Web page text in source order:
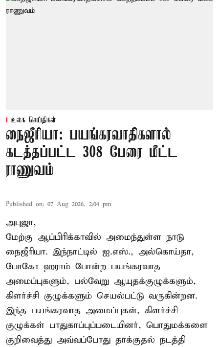
உலக செய்திகள்
நைஜீரியா: பயங்கரவாதிகளால்
கடத்தப்பட்ட 308 பேரை மீட்ட
ராணுவம்
Published on: 07 Aug 2026, 2:04 pm
அபுஜா,
மேற்கு ஆப்பிரிக்காவில் அமைந்துள்ள நாடு
நைஜீரியா. இந்நாட்டில் ஐ.எஸ்., அல்கொய்தா,
போகோ ஹராம் போன்ற பயங்கரவாத
அமைப்புகளும், பல்வேறு ஆயுதக்குழுக்களும்,
கிளர்ச்சி குழுக்களும் செயல்பட்டு வருகின்றன.
இந்த பயங்கரவாத அமைப்புகள், கிளர்ச்சி
குழுக்கள் பாதுகாப்புப்படையினர், பொதுமக்களை
குறிவைத்து அவ்வப்போது தாக்குதல் நடத்தி